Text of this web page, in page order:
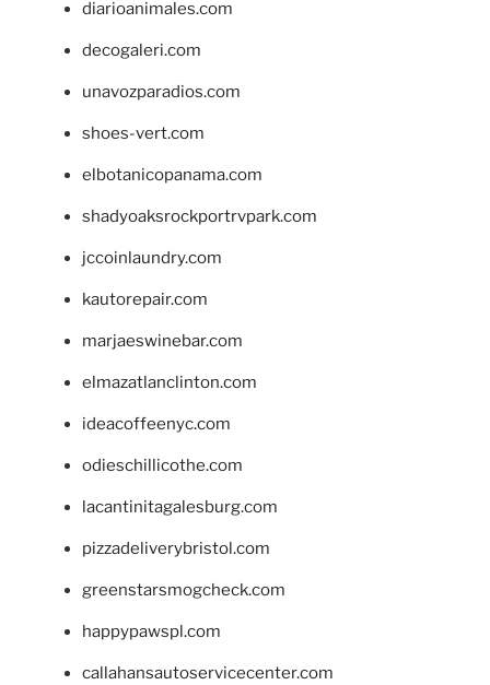
diarioanimales.com
decogaleri.com
unavozparadios.com
shoes-vert.com
elbotanicopanama.com
shadyoaksrockportrvpark.com
jccoinlaundry.com
kautorepair.com
marjaeswinebar.com
elmazatlanclinton.com
ideacoffeenyc.com
odieschillicothe.com
lacantinitagalesburg.com
pizzadeliverybristol.com
greenstarsmogcheck.com
happypawspl.com
callahansautoservicecenter.com